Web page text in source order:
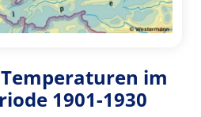
im
1901-1930